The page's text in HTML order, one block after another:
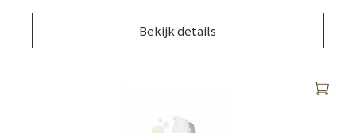
Bekijk details